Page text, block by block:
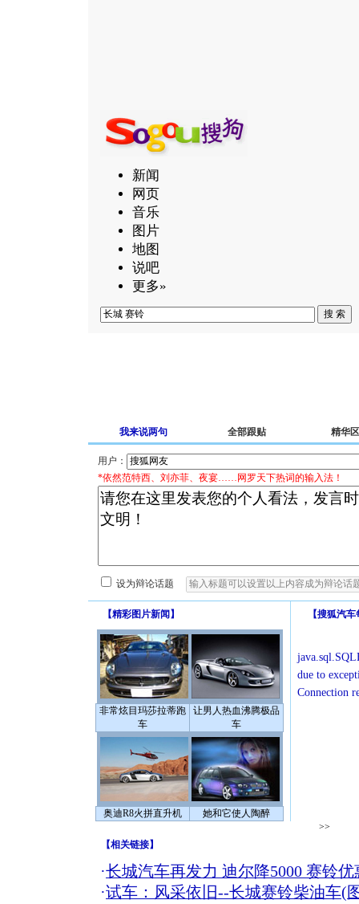
新闻
网页
音乐
图片
地图
说吧
更多»
我来说两句 全部跟贴 精华区
用户：
*依然范特西、刘亦菲、夜宴……网罗天下热词的输入法！
设为辩论话题
【精彩图片新闻 】
非常炫目玛莎拉蒂跑
车
让男人热血沸腾极品
车
奥迪R8火拼直升机 她和它使人陶醉
【搜狐汽车
due to
Connection
>>
【相关链接】
·长城汽车再发力 迪尔降5000 赛铃优
·试车：风采依旧--长城赛铃柴油车(